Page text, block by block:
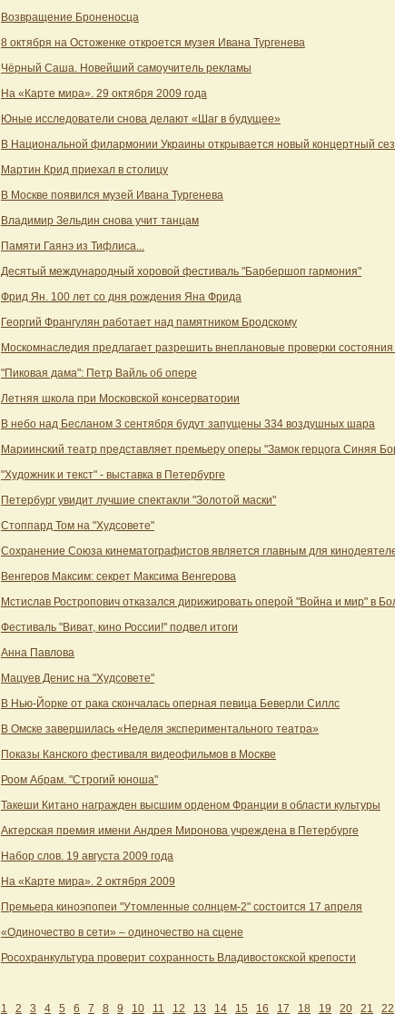
Возвращение Броненосца
8 октября на Остоженке откроется музея Ивана Тургенева
Чёрный Саша. Новейший самоучитель рекламы
На «Карте мира». 29 октября 2009 года
Юные исследователи снова делают «Шаг в будущее»
В Национальной филармонии Украины открывается новый концертный
Мартин Крид приехал в столицу
В Москве появился музей Ивана Тургенева
Владимир Зельдин снова учит танцам
Памяти Гаянэ из Тифлиса...
Десятый международный хоровой фестиваль "Барбершоп гармония"
Фрид Ян. 100 лет со дня рождения Яна Фрида
Георгий Франгулян работает над памятником Бродскому
Москомнаследия предлагает разрешить внеплановые проверки
"Пиковая дама": Петр Вайль об опере
Летняя школа при Московской консерватории
В небо над Бесланом 3 сентября будут запущены 334 воздушных шара
Мариинский театр представляет премьеру оперы "Замок герцога Синяя
"Художник и текст" - выставка в Петербурге
Петербург увидит лучшие спектакли "Золотой маски"
Стоппард Том на "Худсовете"
Сохранение Союза кинематографистов является главным для
Венгеров Максим: секрет Максима Венгерова
Мстислав Ростропович отказался дирижировать оперой "Война и мир" в
Фестиваль "Виват, кино России!" подвел итоги
Анна Павлова
Мацуев Денис на "Худсовете"
В Нью-Йорке от рака скончалась оперная певица Беверли Силлс
В Омске завершилась «Неделя экспериментального театра»
Показы Канского фестиваля видеофильмов в Москве
Роом Абрам. "Строгий юноша"
Такеши Китано награжден высшим орденом Франции в области культуры
Актерская премия имени Андрея Миронова учреждена в Петербурге
Набор слов. 19 августа 2009 года
На «Карте мира». 2 октября 2009
Премьера киноэпопеи "Утомленные солнцем-2" состоится 17 апреля
«Одиночество в сети» – одиночество на сцене
Росохранкультура проверит сохранность Владивостокской крепости
1 2 3 4 5 6 7 8 9 10 11 12 13 14 15 16 17 18 19 20 21 22